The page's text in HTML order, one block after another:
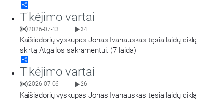
Tikėjimo vartai
2026-07-13 | 34
Kaišiadorių vyskupas Jonas Ivanauskas tęsia laidų ciklą
skirtą Atgailos sakramentui. (7 laida)
Tikėjimo vartai
2026-07-06 26
Kaišiadorių vyskupas Jonas Ivanauskas tęsia laidų ciklą